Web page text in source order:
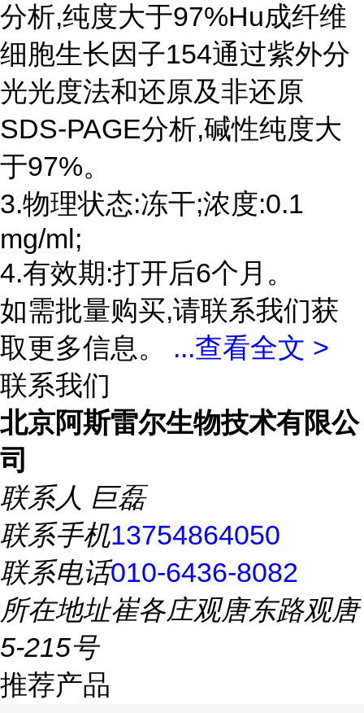
分析,纯度大于97%Hu成纤维
细胞生长因子154通过紫外分
光光度法和还原及非还原
SDS-PAGE分析,碱性纯度大
于97%。
3.物理状态:冻干;浓度:0.1
mg/ml;
4.有效期:打开后6个月。
如需批量购买,请联系我们获
取更多信息。 ...查看全文 >
联系我们
北京阿斯雷尔生物技术有限公
司
联系人 巨磊
联系手机13754864050
联系电话010-6436-8082
所在地址崔各庄观唐东路观唐
5-215号
推荐产品